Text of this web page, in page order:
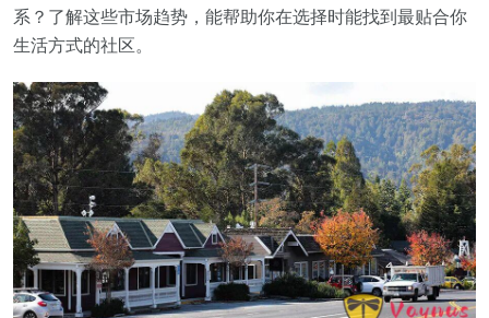
系？了解这些市场趋势，能帮助你在选择时能找到最贴合你
生活方式的社区。